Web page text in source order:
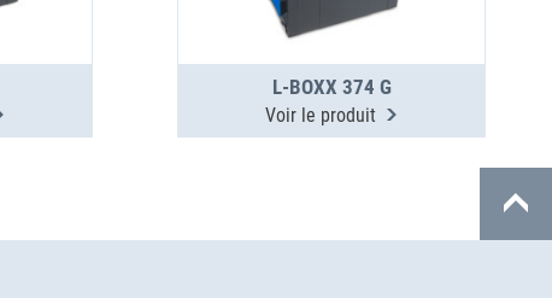
L-BOXX 374 G
Voir le produit